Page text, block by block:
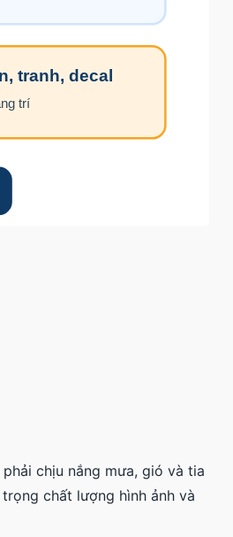
chịu nắng mưa, gió và tia
chất lượng hình ảnh và